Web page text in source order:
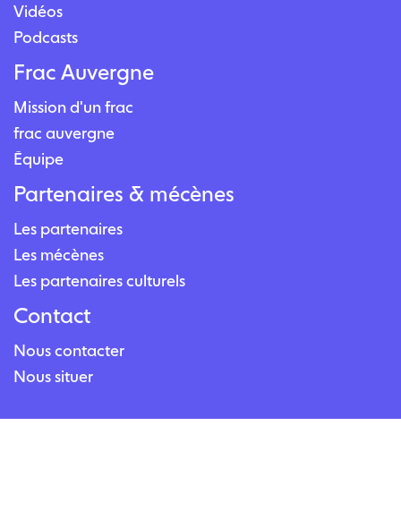
Vidéos
Podcasts
Frac Auvergne
Mission d'un frac
frac auvergne
Équipe
Partenaires & mécènes
Les partenaires
Les mécènes
Les partenaires culturels
Contact
Nous contacter
Nous situer